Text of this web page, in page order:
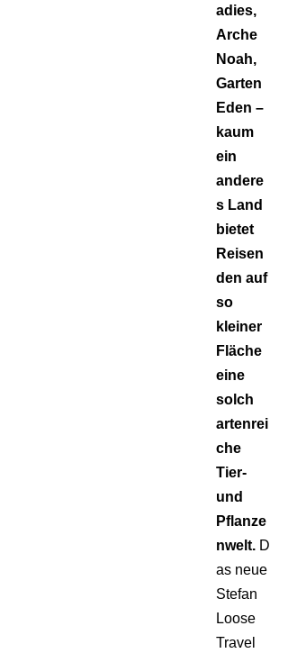
adies,
Arche
Noah,
Garten
Eden –
kaum
ein
andere
s Land
bietet
Reisen
den auf
so
kleiner
Fläche
eine
solch
artenrei
che
Tier-
und
Pflanze
nwelt. D
as neue
Stefan
Loose
Travel